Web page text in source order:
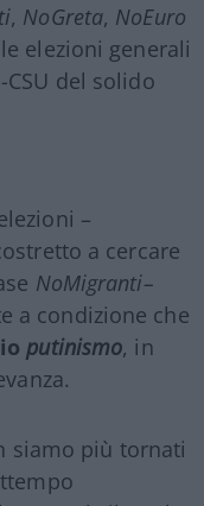
, NoGreta, NoEuro
elezioni generali
del solido
–
a cercare
NoMigranti–
a condizione che
putinismo, in
siamo più tornati